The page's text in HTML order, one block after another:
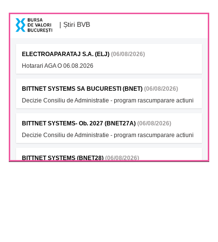
| Știri BVB
ELECTROAPARATAJ S.A. (ELJ) (06/08/2026)
Hotarari AGA O 06.08.2026
BITTNET SYSTEMS SA BUCURESTI (BNET) (06/08/2026)
Decizie Consiliu de Administratie - program rascumparare actiuni
BITTNET SYSTEMS- Ob. 2027 (BNET27A) (06/08/2026)
Decizie Consiliu de Administratie - program rascumparare actiuni
BITTNET SYSTEMS (BNET28) (06/08/2026)